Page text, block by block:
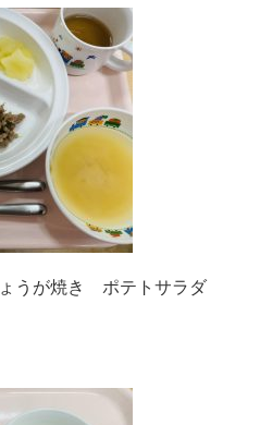
うが焼き ポテトサラダ